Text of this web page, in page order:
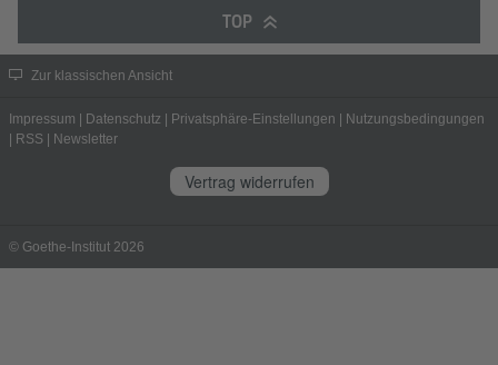
TOP
Zur klassischen Ansicht
Impressum Datenschutz Privatsphäre-Einstellungen
Nutzungsbedingungen
RSS Newsletter
Vertrag widerrufen
© Goethe-Institut 2026